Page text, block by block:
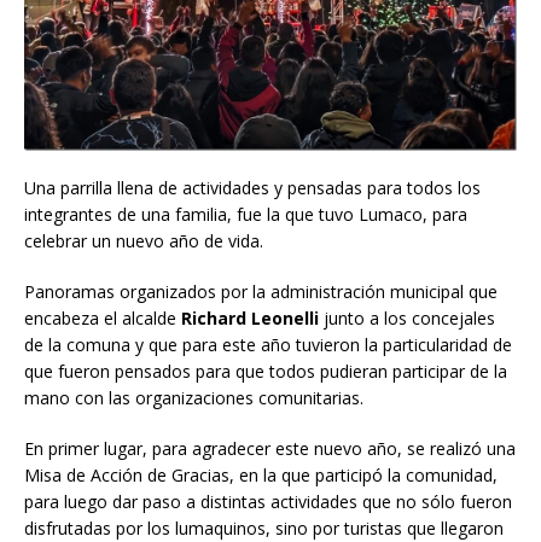
Una parrilla llena de actividades y pensadas para todos los
integrantes de una familia, fue la que tuvo Lumaco, para
celebrar un nuevo año de vida.
Panoramas organizados por la administración municipal que
encabeza el alcalde Richard Leonelli junto a los concejales
de la comuna y que para este año tuvieron la particularidad de
que fueron pensados para que todos pudieran participar de la
mano con las organizaciones comunitarias.
En primer lugar, para agradecer este nuevo año, se realizó una
Misa de Acción de Gracias, en la que participó la comunidad,
para luego dar paso a distintas actividades que no sólo fueron
disfrutadas por los lumaquinos, sino por turistas que llegaron